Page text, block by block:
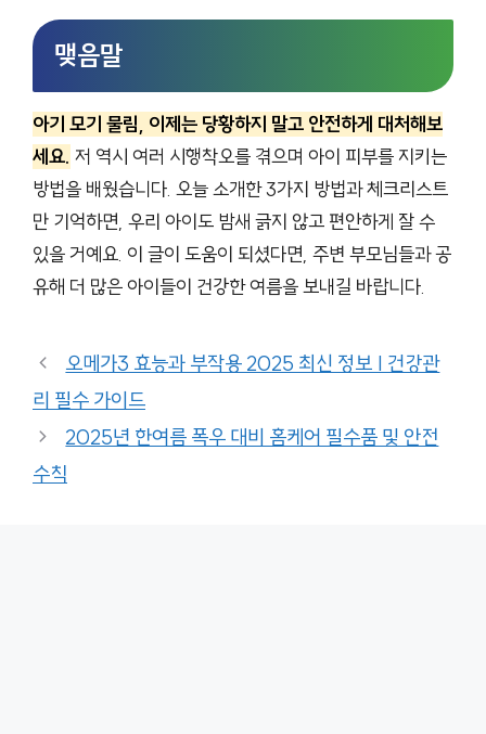
맺음말
아기 모기 물림, 이제는 당황하지 말고 안전하게 대처해보
세요. 저 역시 여러 시행착오를 겪으며 아이 피부를 지키는
방법을 배웠습니다. 오늘 소개한 3가지 방법과 체크리스트
만 기억하면, 우리 아이도 밤새 긁지 않고 편안하게 잘 수
있을 거예요. 이 글이 도움이 되셨다면, 주변 부모님들과 공
유해 더 많은 아이들이 건강한 여름을 보내길 바랍니다.
오메가3 효능과 부작용 2025 최신 정보 | 건강관
리 필수 가이드
2025년 한여름 폭우 대비 홈케어 필수품 및 안전
수칙